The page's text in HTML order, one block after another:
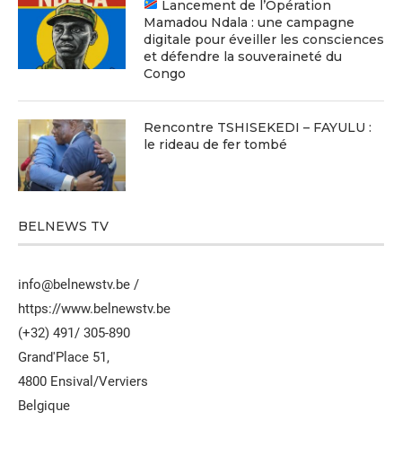
Lancement de l’Opération
Mamadou Ndala : une campagne
digitale pour éveiller les consciences
et défendre la souveraineté du
Congo
Rencontre TSHISEKEDI – FAYULU :
le rideau de fer tombé
BELNEWS TV
info@belnewstv.be /
https://www.belnewstv.be
(+32) 491/ 305-890
Grand'Place 51,
4800 Ensival/Verviers
Belgique